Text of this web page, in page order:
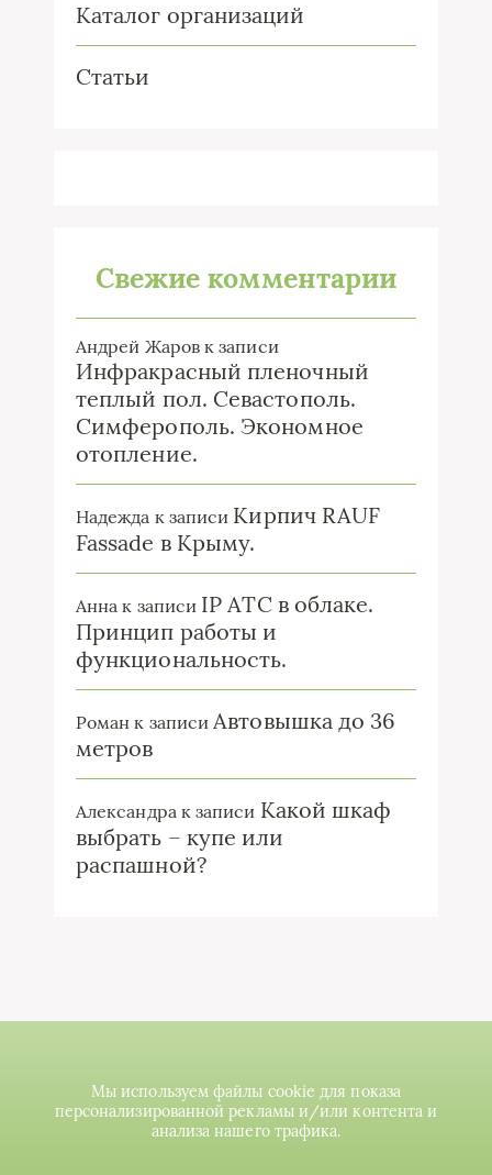
Каталог организаций
Статьи
Свежие комментарии
Андрей Жаровк записи
Инфракрасный пленочный
теплый пол. Севастополь.
Симферополь. Экономное
отопление.
Надежда к записи Кирпич RAUF
Fassade в Крыму.
Анна к записи IP ATC в облаке.
Принцип работы и
функциональность.
Роман к записиАвтовышка до 36
метров
Александрак записи Какой шкаф
выбрать – купе или
распашной?
Мы используем файлы cookie для показа
персонализированной рекламы и/или контента и
анализа нашего трафика.